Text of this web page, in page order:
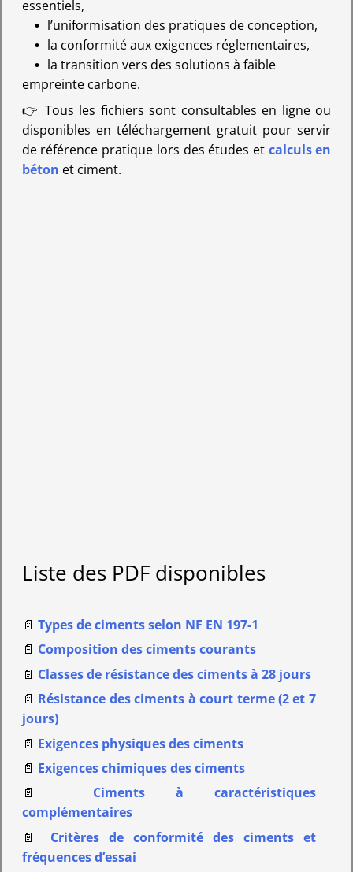
essentiels,
l’uniformisation des pratiques de conception,
la conformité aux exigences réglementaires,
la transition vers des solutions à faible
empreinte carbone.
👉 Tous les fichiers sont consultables en ligne ou
disponibles en téléchargement gratuit pour servir
de référence pratique lors des études et calculs en
béton et ciment.
Liste des PDF disponibles
📄 Types de ciments selon NF EN 197-1
📄 Composition des ciments courants
📄 Classes de résistance des ciments à 28 jours
📄 Résistance des ciments à court terme (2 et 7
jours)
📄 Exigences physiques des ciments
📄 Exigences chimiques des ciments
📄 Ciments à caractéristiques
complémentaires
📄 Critères de conformité des ciments et
fréquences d’essai